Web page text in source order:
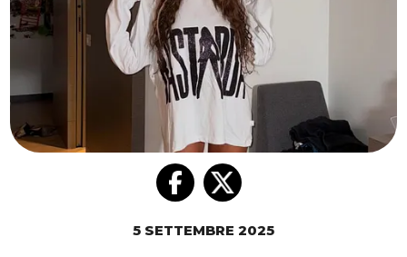
5 SETTEMBRE 2025